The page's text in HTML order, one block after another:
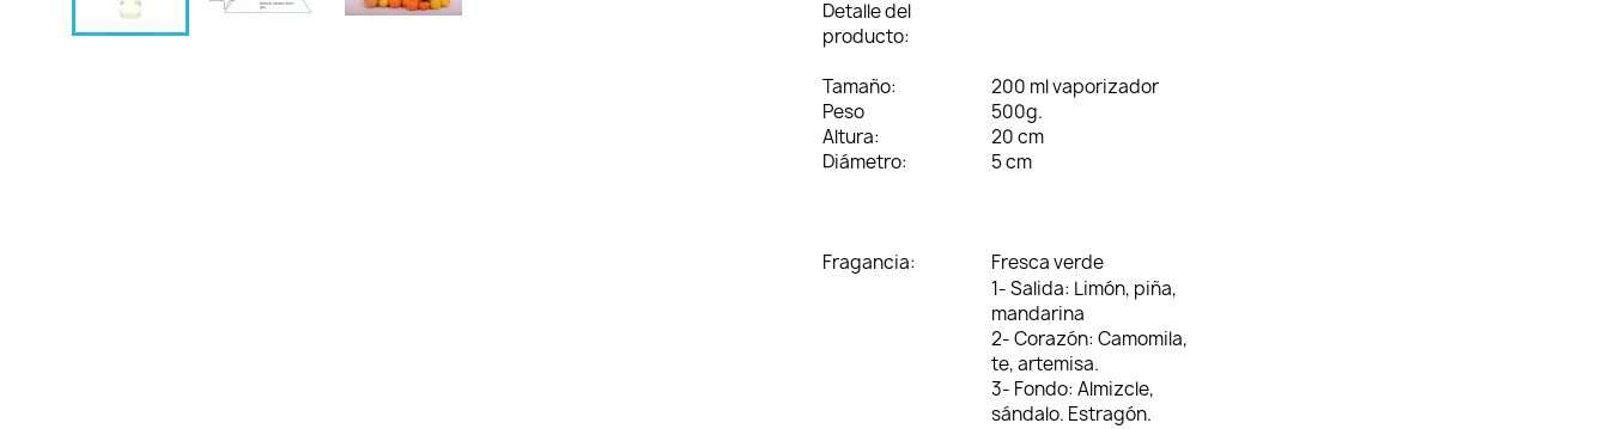
Detalle del
producto:
Tamaño:
200 ml vaporizador
Peso
500g.
Altura:
20 cm
Diámetro:
5 cm
Fragancia:
Fresca verde
1- Salida: Limón, piña,
mandarina
2- Corazón: Camomila,
te, artemisa.
3- Fondo: Almizcle,
sándalo. Estragón.